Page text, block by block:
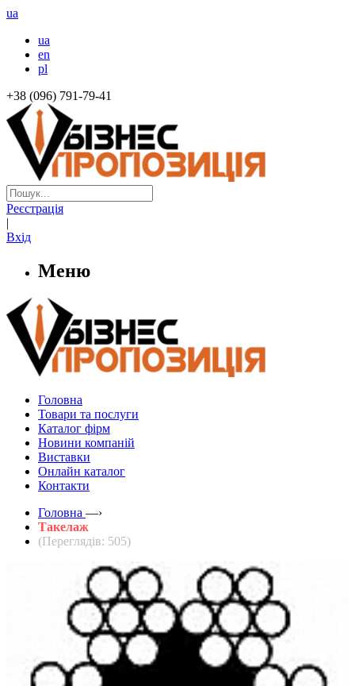
ua
ua
en
pl
+38 (096) 791-79-41
Реєстрація
|
Вхід
Меню
Головна
Товари та послуги
Каталог фірм
Новини компаній
Виставки
Онлайн каталог
Контакти
Головна —›
Такелаж
(Переглядів: 505)